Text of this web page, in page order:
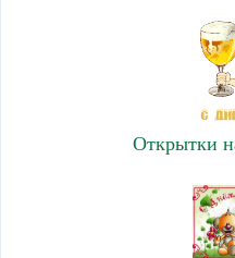
Открытки